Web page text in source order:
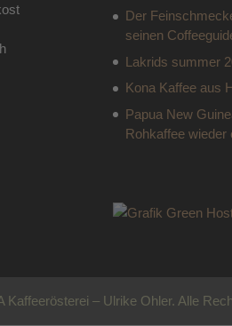
Der
seinen
Lakrids summer
Kona Kaffee aus
Papua New
Rohkaffee wieder
Kaffeerösterei – Ulrike Ohler. Alle